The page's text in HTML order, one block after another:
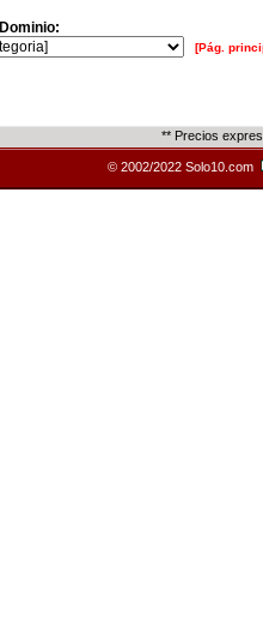
[Pág.
** Precios
© 2002/2022 Solo10.com